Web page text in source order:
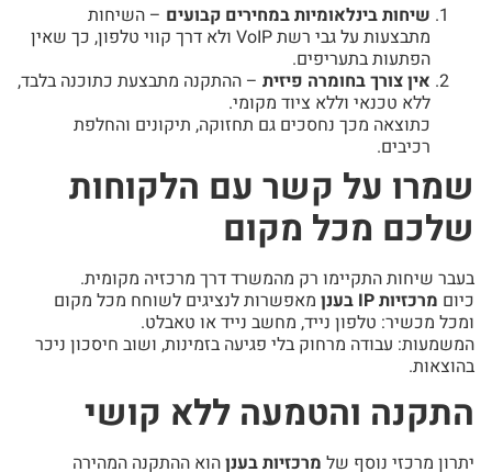
שיחות בינלאומיות במחירים קבועים – השיחות
מתבצעות על גבי רשת VoIP ולא דרך קווי טלפון, כך שאין
הפתעות בתעריפים.
אין צורך בחומרה פיזית – ההתקנה מתבצעת כתוכנה בלבד,
ללא טכנאי וללא ציוד מקומי.
כתוצאה מכך נחסכים גם תחזוקה, תיקונים והחלפת
רכיבים.
שמרו על קשר עם הלקוחות
שלכם מכל מקום
בעבר שיחות התקיימו רק מהמשרד דרך מרכזיה מקומית.
כיום מרכזיות IP בענן
מאפשרות לנציגים לשוחח מכל מקום
ומכל מכשיר: טלפון נייד, מחשב נייד או טאבלט.
המשמעות: עבודה מרחוק בלי פגיעה בזמינות, ושוב חיסכון ניכר
בהוצאות.
התקנה והטמעה ללא קושי
יתרון מרכזי נוסף של מרכזיות בענןהוא ההתקנה המהירה